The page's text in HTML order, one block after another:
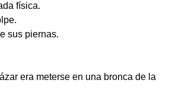
física.
sus piernas.
era meterse en una bronca de la